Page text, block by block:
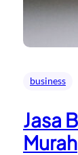
business
Jasa
Murah